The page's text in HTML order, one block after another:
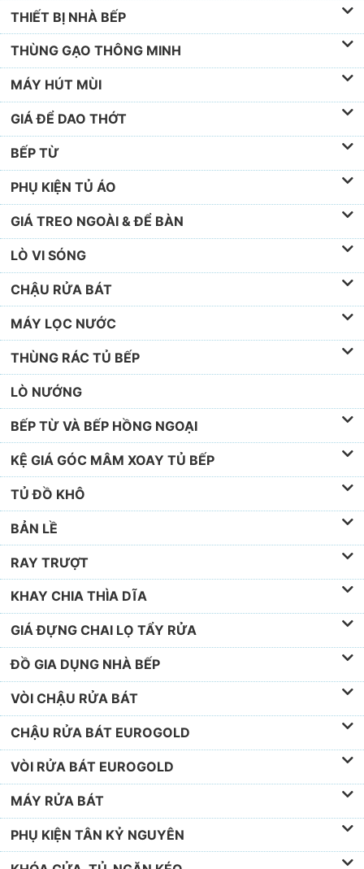
THIẾT BỊ NHÀ BẾP
THÙNG GẠO THÔNG MINH
MÁY HÚT MÙI
GIÁ ĐỂ DAO THỚT
BẾP TỪ
PHỤ KIỆN TỦ ÁO
GIÁ TREO NGOÀI & ĐỂ BÀN
LÒ VI SÓNG
CHẬU RỬA BÁT
MÁY LỌC NƯỚC
THÙNG RÁC TỦ BẾP
LÒ NƯỚNG
BẾP TỪ VÀ BẾP HỒNG NGOẠI
KỆ GIÁ GÓC MÂM XOAY TỦ BẾP
TỦ ĐỒ KHÔ
BẢN LỀ
RAY TRƯỢT
KHAY CHIA THÌA DĨA
GIÁ ĐỰNG CHAI LỌ TẨY RỬA
ĐỒ GIA DỤNG NHÀ BẾP
VÒI CHẬU RỬA BÁT
CHẬU RỬA BÁT EUROGOLD
VÒI RỬA BÁT EUROGOLD
MÁY RỬA BÁT
PHỤ KIỆN TÂN KỶ NGUYÊN